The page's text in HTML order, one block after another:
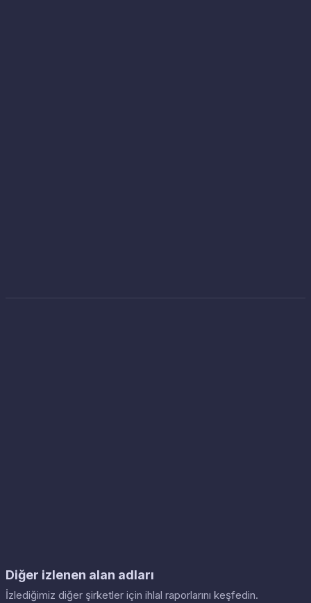
Diğer izlenen alan adları
İzlediğimiz diğer şirketler için ihlal raporlarını keşfedin.